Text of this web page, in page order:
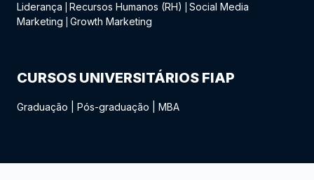
Liderança
Recursos Humanos (RH)
Social Media
Marketing
Growth Marketing
CURSOS UNIVERSITÁRIOS FIAP
Graduação Pós-graduação MBA